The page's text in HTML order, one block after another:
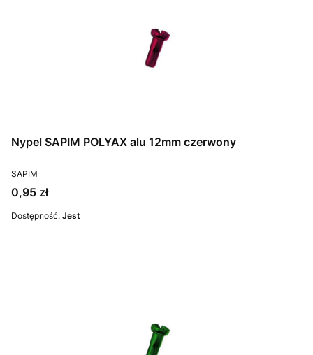
Nypel SAPIM POLYAX alu 12mm czerwony
PRODUCENT
SAPIM
Cena
0,95 zł
Dostępność: Jest